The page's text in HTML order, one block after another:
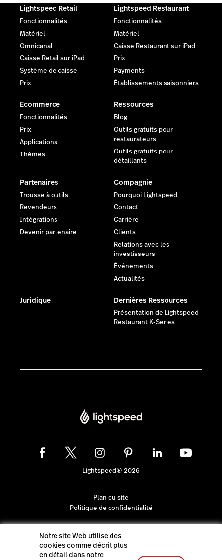
Lightspeed Retail
Fonctionnalités
Matériel
Omnicanal
Caisse Retail sur iPad
Système de caisse
Prix
Lightspeed Restaurant
Fonctionnalités
Matériel
Caisse Restaurant sur iPad
Prix
Payments
Établissements saisonniers
Ecommerce
Fonctionnalités
Prix
Applications
Thèmes
Ressources
Blog
Outils gratuits pour
restaurateurs
Outils gratuits pour
détaillants
Partenaires
Trousse à outils
Revendeurs
Intégrations
Devenir partenaire
Compagnie
Pourquoi Lightspeed
Contact
Carrière
Clients
Relations avec les
investisseurs
Événements
Actualités
Juridique Dernières Ressources
Présentation de Lightspeed
Restaurant K-Series
Lightspeed® 2026
Plan du site
Politique de confidentialité
Notre site Web utilise des
cookies comme décrit plus
en détail dans notre